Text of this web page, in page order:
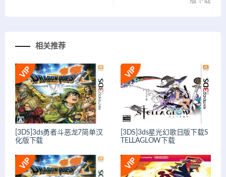
相关推荐
[3DS]3ds勇者斗恶龙7简单汉
化版下载
[3DS]3ds星光幻歌日版下载S
TELLAGLOW下载